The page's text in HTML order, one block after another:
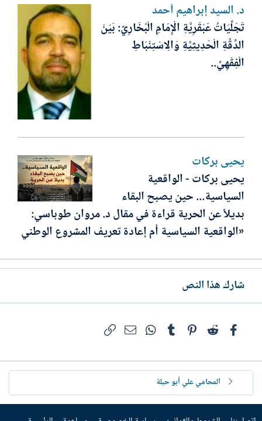
د. السيد إبراهيم أحمد
تَجَلِّيَاتُ عَبْقَرِيَّةِ الْإِمَامِ الْبُخَارِيِّ: بَيْنَ
الدِّقَّةِ الْحَدِيثِيَّةِ وَالِاسْتِنْبَاطِ
الْفِقْهِيِّ..
يحيى بركات
يحيى بركات - الواقعية
السياسية... حين يصبح البقاء
بديلاً عن الحرية قراءة في مقال د. مروان طوباسي:
«الواقعية السياسية أم إعادة تعريف المشروع الوطني
شارك هذا النص
فيسبوكReddit
Pinterest
Tumblr
WhatsAppالبريد الإلكتروني
المحامي علي أبو حبلة